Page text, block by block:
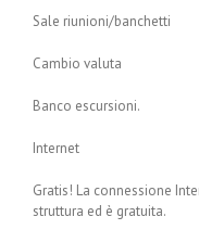
Sale riunioni/banchetti
Cambio valuta
Banco escursioni.
Internet
Gratis! La connessione
struttura ed è gratuita.